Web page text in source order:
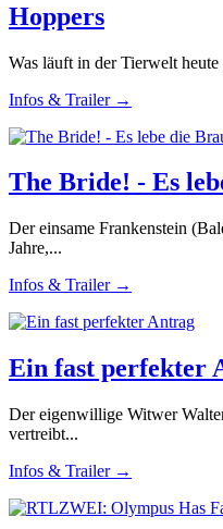
Hoppers
Was läuft in der Tierwelt heute
Infos & Trailer →
The Bride! - Es
Der einsame Frankenstein
Jahre,...
Infos & Trailer →
Ein fast perfekter
Der eigenwillige Witwer
vertreibt...
Infos & Trailer →